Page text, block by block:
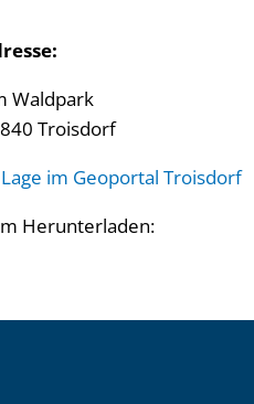
Waldpark
Troisdorf
Lage im Geoportal Troisdorf
Herunterladen: